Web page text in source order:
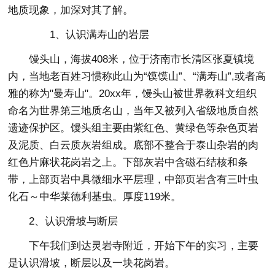
地质现象，加深对其了解。
1、认识满寿山的岩层
馒头山，海拔408米，位于济南市长清区张夏镇境
内，当地老百姓习惯称此山为“馍馍山”、“满寿山”,或者高
雅的称为"曼寿山"。20xx年，馒头山被世界教科文组织
命名为世界第三地质名山，当年又被列入省级地质自然
遗迹保护区。馒头组主要由紫红色、黄绿色等杂色页岩
及泥质、白云质灰岩组成。底部不整合于泰山杂岩的肉
红色片麻状花岗岩之上。下部灰岩中含磁石结核和条
带，上部页岩中具微细水平层理，中部页岩含有三叶虫
化石～中华莱德利基虫。厚度119米。
2、认识滑坡与断层
下午我们到达灵岩寺附近，开始下午的实习，主要
是认识滑坡，断层以及一块花岗岩。